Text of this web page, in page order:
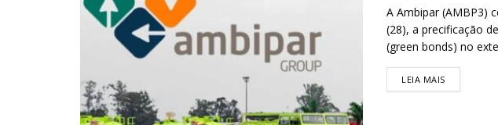
A Ambipar (AMBP3)
(28), a precificação
(green bonds) no
LEIA MAIS